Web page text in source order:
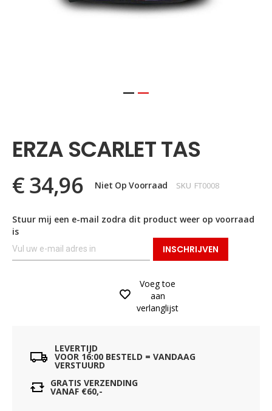
begin
van
afbeeldingen-
gallerij
ERZA SCARLET TAS
€ 34,96 Niet Op Voorraad SKU FT0008
Stuur mij een e-mail zodra dit product weer op voorraad
is
INSCHRIJVEN
Voeg toe
aan
verlanglijst
LEVERTIJD
VOOR 16:00 BESTELD = VANDAAG
VERSTUURD
GRATIS VERZENDING
VANAF €60,-